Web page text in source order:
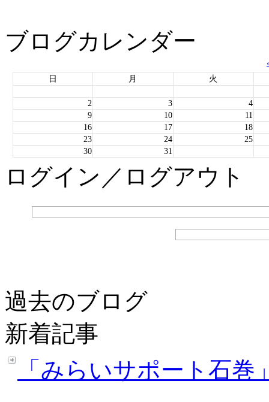
ブログカレンダー
日
月 火
2 3
4
9
10
11
16
17
18
23
24
25
30
31
ログイン／ログアウト
過去のブログ
新着記事
「みらいサポート石巻